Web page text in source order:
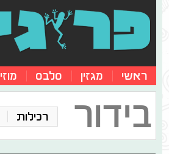
ראשי מגזין סלבס
בידור רכילות